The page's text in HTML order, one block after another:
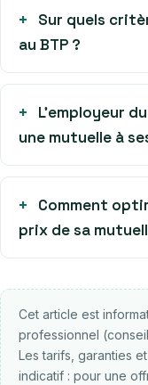
Sur quels
au BTP ?
L’employeur
une mutuelle à
Comment
prix de sa
Cet article est
professionnel
Les tarifs, garanties
indicatif : pour une